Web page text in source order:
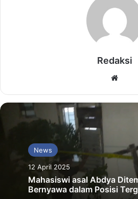
Redaksi
News
12 April 2025
Mahasiswi asal Abdya
Bernyawa dalam Posisi